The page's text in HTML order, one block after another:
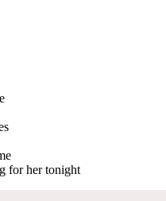
for her tonight